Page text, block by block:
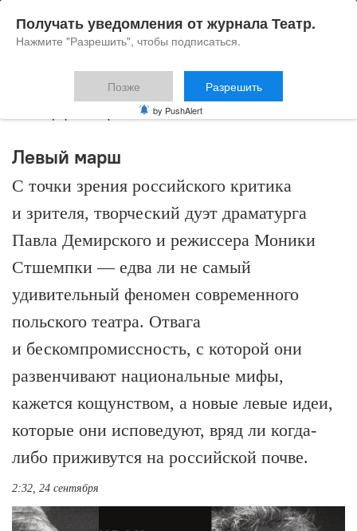
тенденция
Левый марш
С точки зрения российского критика
и зрителя, творческий дуэт драматурга
Павла Демирского и режиссера Моники
Стшемпки — едва ли не самый
удивительный феномен современного
польского театра. Отвага
и бескомпромиссность, с которой они
развенчивают национальные мифы,
кажется кощунством, а новые левые идеи,
которые они исповедуют, вряд ли когда-
либо приживутся на российской почве.
2:32, 24 сентября
Получать уведомления от журнала Театр.
Нажмите "Разрешить", чтобы подписаться.
Позже Разрешить
by PushAlert